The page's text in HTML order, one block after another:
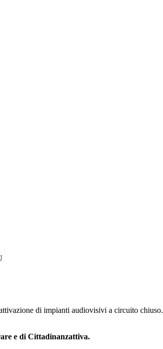
di impianti audiovisivi a circuito chiuso.
e di Cittadinanzattiva.